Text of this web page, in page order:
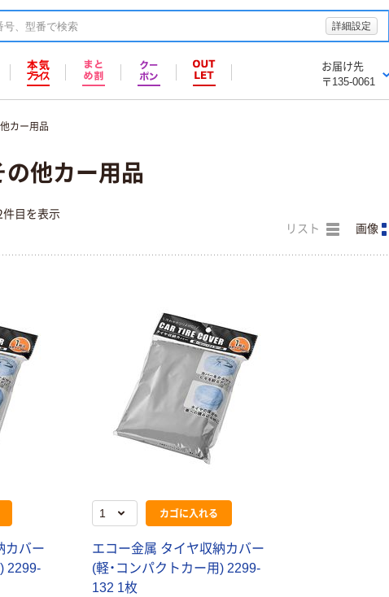
詳細設定
お届け先
〒135-0061
カー用品
他カー用品
目を表示
リスト 画像
カバー
2299-
カゴに入れる
エコー金属 タイヤ収納カバー
(軽・コンパクトカー用) 2299-
132 1枚